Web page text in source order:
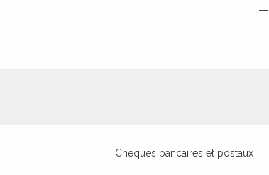
—
Chèques bancaires et postaux